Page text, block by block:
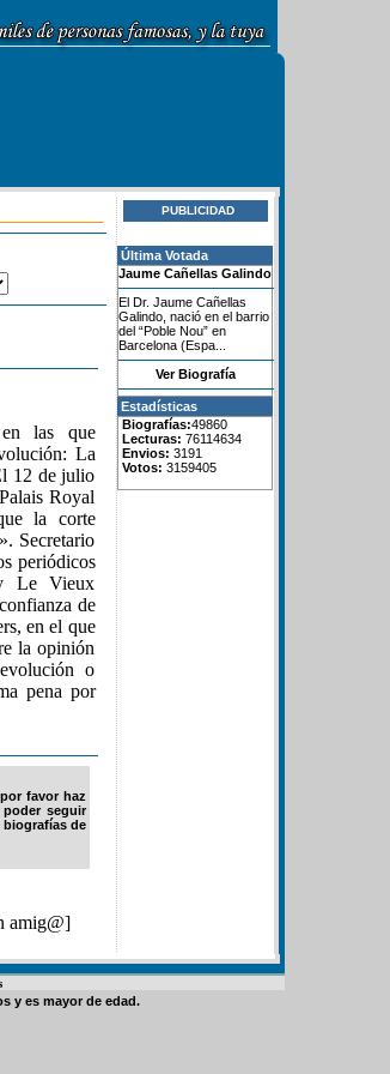
las que
La
12 de julio
Royal
la corte
Secretario
periódicos
Le Vieux
de
en el que
la opinión
o
pena por
favor haz
seguir
biografías de
amig@]
PUBLICIDAD
Última Votada
Jaume Cañellas Galindo
El Dr. Jaume Cañellas
Galindo, nació en el barrio
del “Poble Nou” en
Barcelona (Espa...
Ver Biografía
Estadísticas
Biografías:49860
Lecturas: 76114634
Envios: 3191
Votos: 3159405
y es mayor de edad.